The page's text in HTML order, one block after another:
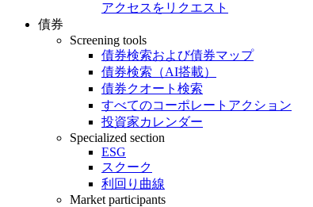
アクセスをリクエスト
債券
Screening tools
債券検索および債券マップ
債券検索（AI搭載）
債券クオート検索
すべてのコーポレートアクション
投資家カレンダー
Specialized section
ESG
スクーク
利回り曲線
Market participants